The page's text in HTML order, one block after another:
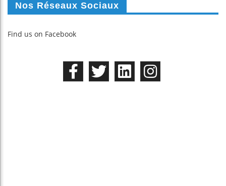
Nos Réseaux Sociaux
Find us on Facebook